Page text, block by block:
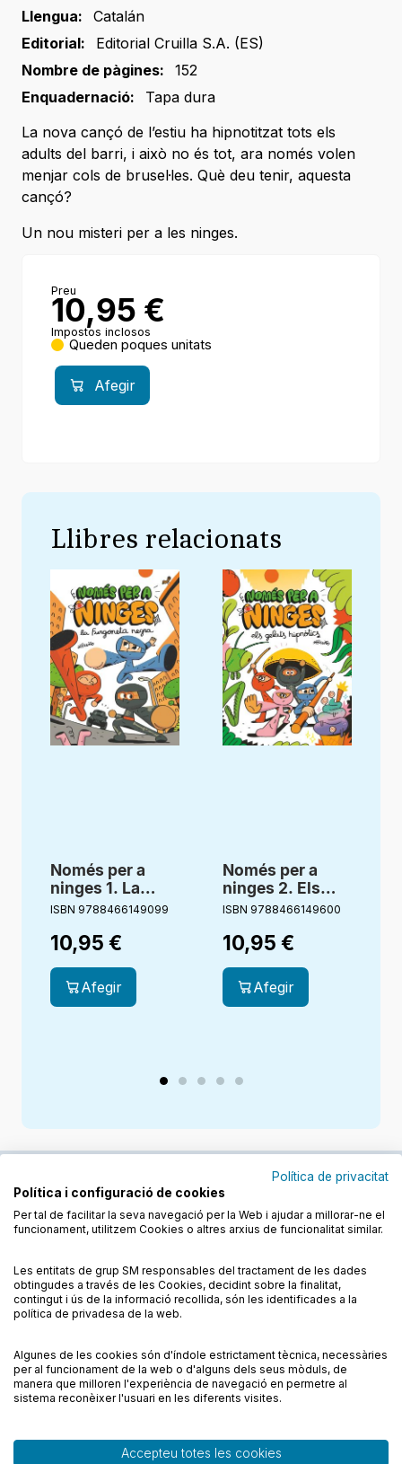
Llengua:
Catalán
Editorial:
Editorial Cruilla S.A. (ES)
Nombre de pàgines:
152
Enquadernació:
Tapa dura
La nova cançó de l’estiu ha hipnotitzat tots els
adults del barri, i això no és tot, ara només volen
menjar cols de brusel·les. Què deu tenir, aquesta
cançó?
Un nou misteri per a les ninges.
Preu
10,95 €
Impostos inclosos
Queden poques unitats
Afegir
Llibres relacionats
Només per a
ninges 1. La
furgoneta negra
ISBN 9788466149099
10,95 €
Afegir
Només per a
ninges 2. Els
gelats hipnòtics
ISBN 9788466149600
10,95 €
Afegir
Condicions de compra
Condicions d’ús
Política de cookies
Política de privadesa
FAQs
© CESMA/PPC – Tots els drets reservats
Política de privacitat
Política i configuració de cookies
Per tal de facilitar la seva navegació per la Web i ajudar a millorar-ne el
funcionament, utilitzem Cookies o altres arxius de funcionalitat similar.
Les entitats de grup SM responsables del tractament de les dades
obtingudes a través de les Cookies, decidint sobre la finalitat,
contingut i ús de la informació recollida, són les identificades a la
política de privadesa de la web.
Algunes de les cookies són d'índole estrictament tècnica, necessàries
per al funcionament de la web o d'alguns dels seus mòduls, de
manera que milloren l'experiència de navegació en permetre al
sistema reconèixer l'usuari en les diferents visites.
Accepteu totes les cookies